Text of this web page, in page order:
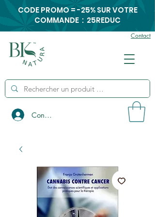
Contact
Connexion
CODE PROMO = -25% SUR VOTRE
COMMANDE : 25REDUC